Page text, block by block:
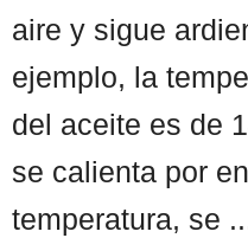
aire y sigue
ejemplo, la
del aceite es de
se calienta por
temperatura, se